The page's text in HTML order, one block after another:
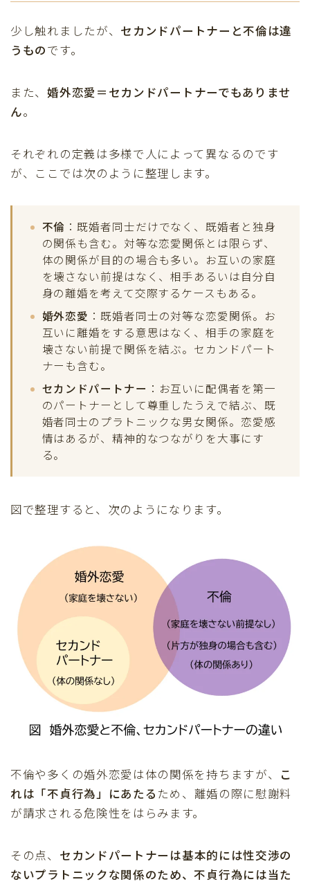
少し触れましたが、 セカンドパートナーと不倫は違
うものです。
また、婚外恋愛＝セカンドパートナーでもありませ
ん。
それぞれの定義は多様で人によって異なるのです
が、ここでは次のように整理します。
不倫 ：既婚者同士だけでなく、既婚者と独身
の関係も含む。対等な恋愛関係とは限らず、
体の関係が目的の場合も多い。お互いの家庭
を壊さない前提はなく、相手あるいは自分自
身の離婚を考えて交際するケースもある。
婚外恋愛 ：既婚者同士の対等な恋愛関係。お
互いに離婚をする意思はなく、相手の家庭を
壊さない前提で関係を結ぶ。セカンドパート
ナーも含む。
セカンドパートナー ：お互いに配偶者を第一
のパートナーとして尊重したうえで結ぶ、既
婚者同士のプラトニックな男女関係。恋愛感
情はあるが、精神的なつながりを大事にす
る。
図で整理すると、次のようになります。
不倫や多くの婚外恋愛は体の関係を持ちますが、
こ
れは「不貞行為」にあたる ため、離婚の際に慰謝料
が請求される危険性をはらみます。
その点、 セカンドパートナーは基本的には性交渉の
ないプラトニックな関係のため、不貞行為には当た